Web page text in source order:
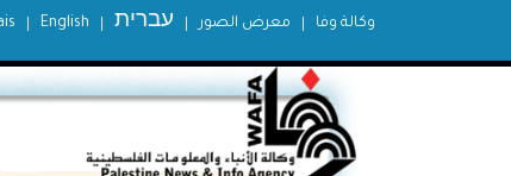
English עברית معرض الصور وكالة وفا